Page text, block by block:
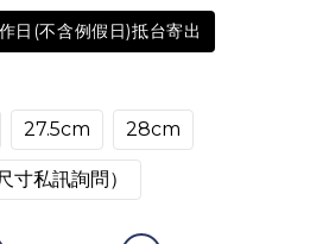
日(不含例假日)抵台寄出
27.5cm 28cm
寸私訊詢問）